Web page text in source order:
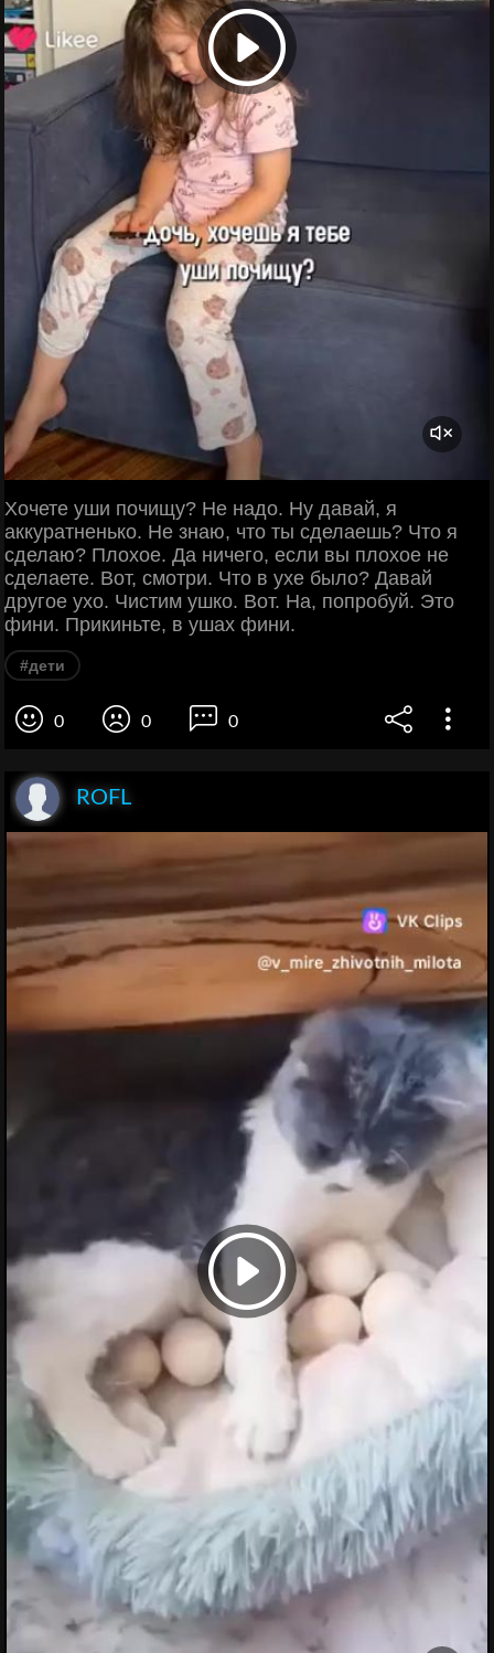
Хочете уши почищу? Не надо. Ну давай, я
аккуратненько. Не знаю, что ты сделаешь? Что я
сделаю? Плохое. Да ничего, если вы плохое не
сделаете. Вот, смотри. Что в ухе было? Давай
другое ухо. Чистим ушко. Вот. На, попробуй. Это
фини. Прикиньте, в ушах фини.
#дети
0 0 0
ROFL